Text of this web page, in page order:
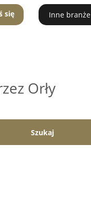
się Inne branże
Orły
Szukaj